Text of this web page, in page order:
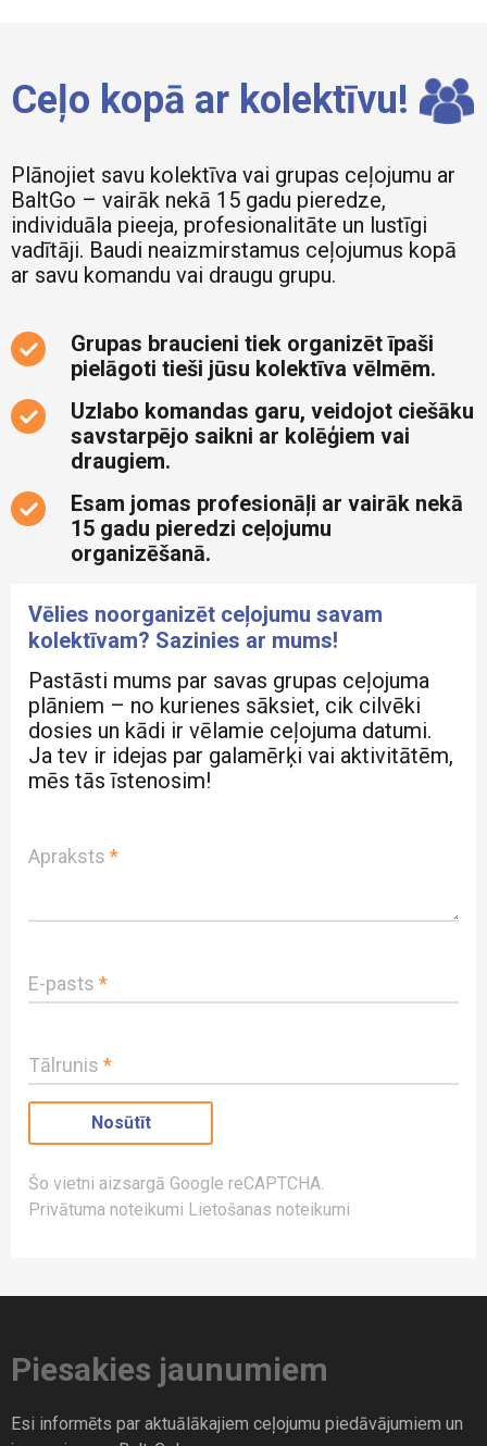
Ceļo kopā ar kolektīvu!
Plānojiet savu kolektīva vai grupas ceļojumu ar
BaltGo – vairāk nekā 15 gadu pieredze,
individuāla pieeja, profesionalitāte un lustīgi
vadītāji. Baudi neaizmirstamus ceļojumus kopā
ar savu komandu vai draugu grupu.
Grupas braucieni tiek organizēt īpaši
pielāgoti tieši jūsu kolektīva vēlmēm.
Uzlabo komandas garu, veidojot ciešāku
savstarpējo saikni ar kolēģiem vai
draugiem.
Esam jomas profesionāļi ar vairāk nekā
15 gadu pieredzi ceļojumu
organizēšanā.
Vēlies noorganizēt ceļojumu savam
kolektīvam? Sazinies ar mums!
Pastāsti mums par savas grupas ceļojuma
plāniem – no kurienes sāksiet, cik cilvēki
dosies un kādi ir vēlamie ceļojuma datumi.
Ja tev ir idejas par galamērķi vai aktivitātēm,
mēs tās īstenosim!
Apraksts *
E-pasts *
Tālrunis *
Šo vietni aizsargā Google reCAPTCHA.
Privātuma noteikumi Lietošanas noteikumi
Piesakies jaunumiem
Esi informēts par aktuālākajiem ceļojumu piedāvājumiem un